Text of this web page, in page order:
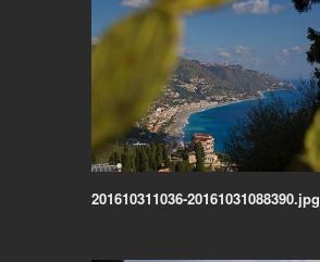
201610311036-20161031088390.jpg